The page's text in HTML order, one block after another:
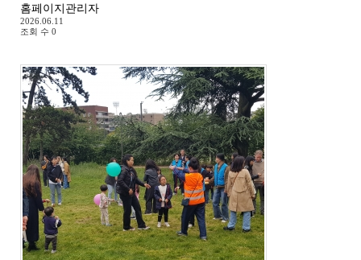
홈페이지관리자
2026.06.11
조회 수 0